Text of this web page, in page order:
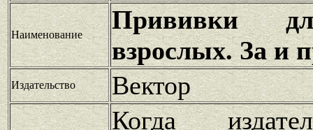
Наименование
Прививки
взрослых. За и
Издательство Вектор
Когда